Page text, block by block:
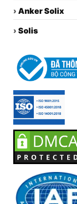
› Anker Solix
› Solis